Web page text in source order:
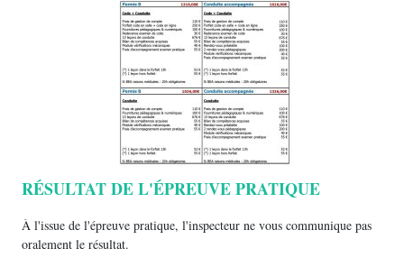
RÉSULTAT DE L'ÉPREUVE PRATIQUE
À l'issue de l'épreuve pratique, l'inspecteur ne vous communique pas
oralement le résultat.